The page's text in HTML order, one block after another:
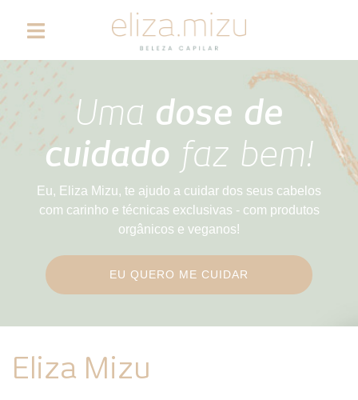
Uma dose de
cuidado faz bem!
Eu, Eliza Mizu, te ajudo a cuidar dos seus cabelos
com carinho e técnicas exclusivas - com produtos
orgânicos e veganos!
EU QUERO ME CUIDAR
Eliza Mizu